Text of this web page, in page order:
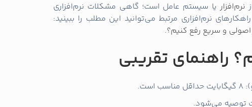
نرم‌افزار یا سیستم عامل است؛ گاهی مشکلات نرم‌افزاری
نرم‌افزاری مرتبط می‌توانید این مطلب را ببینید:
و سریع رفع کنیم؟.
راهنمای تقریبی